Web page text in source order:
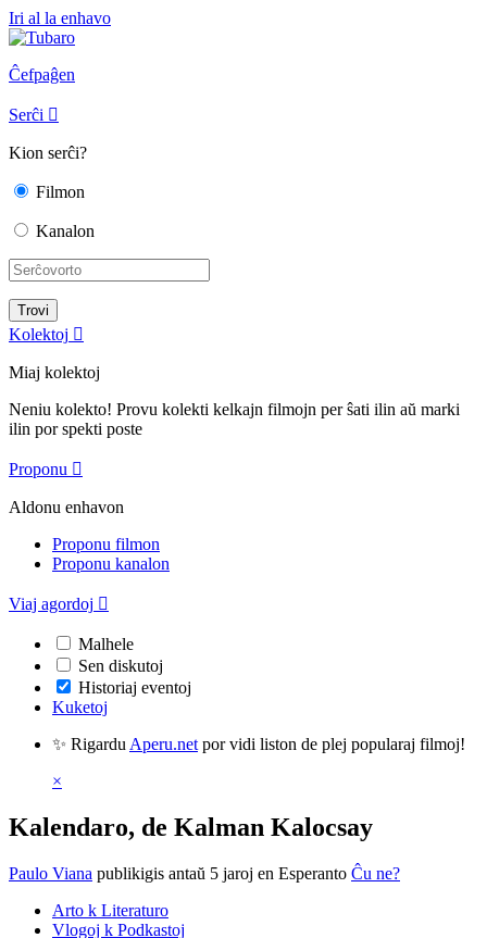
Iri al la enhavo
Ĉefpaĝen
Serĉi 
Kion serĉi?
Filmon
Kanalon
Kolektoj 
Miaj kolektoj
Neniu kolekto! Provu kolekti kelkajn filmojn per ŝati ilin aŭ marki
ilin por spekti poste
Proponu 
Aldonu enhavon
Proponu filmon
Proponu kanalon
Viaj agordoj 
Malhele
Sen diskutoj
Historiaj eventoj
Kuketoj
✨ Rigardu Aperu.net por vidi liston de plej popularaj filmoj!
×
Kalendaro, de Kalman Kalocsay
Paulo Viana publikigis antaŭ 5 jaroj en Esperanto Ĉu ne?
Arto k Literaturo
Vlogoj k Podkastoj